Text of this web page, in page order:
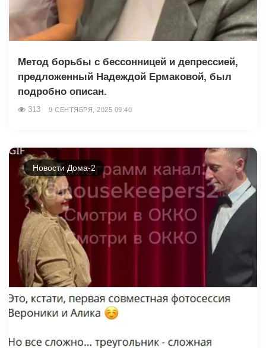
Метод борьбы с бессонницей и депрессией,
предложенный Надеждой Ермаковой, был
подробно описан.
313 9 СЕНТЯБРЯ, 2025 09:40
Новости Дома-2